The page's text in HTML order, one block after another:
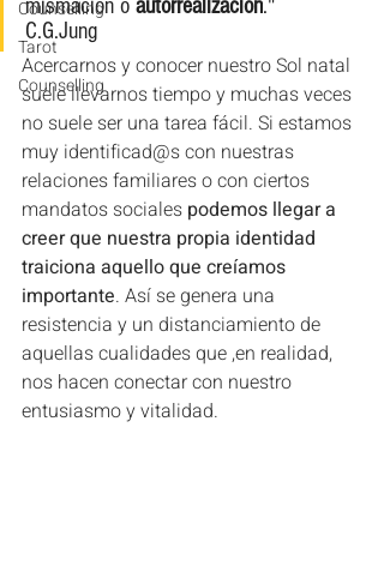
Counselling
Tarot
Counselling
mismación o autorrealización."
C.G.Jung
Acercarnos y conocer nuestro Sol natal
suele llevarnos tiempo y muchas veces
no suele ser una tarea fácil. Si estamos
muy identificad@s con nuestras
relaciones familiares o con ciertos
mandatos sociales podemos llegar a
creer que nuestra propia identidad
traiciona aquello que creíamos
importante. Así se genera una
resistencia y un distanciamiento de
aquellas cualidades que ,en realidad,
nos hacen conectar con nuestro
entusiasmo y vitalidad.